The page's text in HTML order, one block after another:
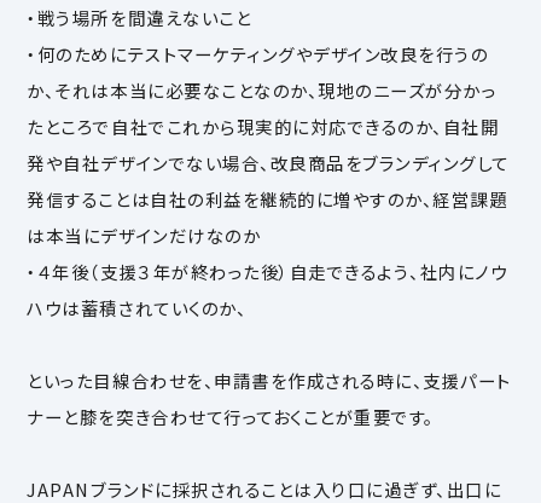
・戦う場所を間違えないこと
・何のためにテストマーケティングやデザイン改良を行うの
か、それは本当に必要なことなのか、現地のニーズが分かっ
たところで自社でこれから現実的に対応できるのか、自社開
発や自社デザインでない場合、改良商品をブランディングして
発信することは自社の利益を継続的に増やすのか、経営課題
は本当にデザインだけなのか
・４年後（支援３年が終わった後）自走できるよう、社内にノウ
ハウは蓄積されていくのか、
といった目線合わせを、申請書を作成される時に、支援パート
ナーと膝を突き合わせて行っておくことが重要です。
JAPANブランドに採択されることは入り口に過ぎず、出口に